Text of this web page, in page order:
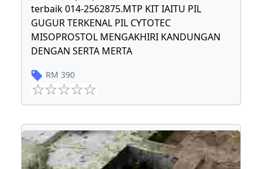
terbaik 014-2562875.MTP KIT IAITU PIL
GUGUR TERKENAL PIL CYTOTEC
MISOPROSTOL MENGAKHIRI KANDUNGAN
DENGAN SERTA MERTA
RM 390